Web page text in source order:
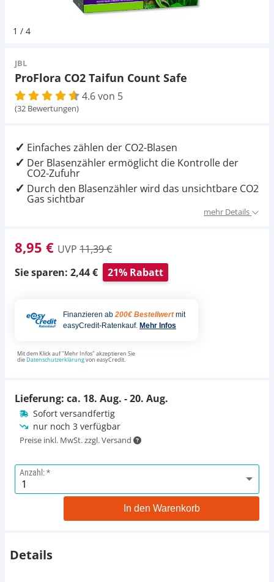
1 / 4
JBL
ProFlora CO2 Taifun Count Safe
4.6 von 5
(32 Bewertungen)
Einfaches zählen der CO2-Blasen
Der Blasenzähler ermöglicht die Kontrolle der
CO2-Zufuhr
Durch den Blasenzähler wird das unsichtbare CO2
Gas sichtbar
mehr Details
8,95 € UVP 11,39 €
Sie sparen: 2,44 €
21% Rabatt
Finanzieren ab 200€ Bestellwert mit
easyCredit-Ratenkauf. Mehr Infos
Mit dem Klick auf "Mehr Infos" akzeptieren Sie
dieDatenschutzerklärungvon easyCredit.
Lieferung: ca. 18. Aug. - 20. Aug.
Sofort versandfertig
nur noch 3 verfügbar
Preise inkl. MwSt. zzgl. Versand
Anzahl:
In den Warenkorb
Details
Strömungspumpe
UV-Filter
Aquarium Filter